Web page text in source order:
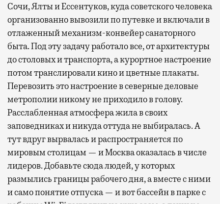
Сочи, Ялты и Ессентуков, куда советского человека
организованно вывозили по путевке и включали в
отлаженный механизм-конвейер санаторного
быта. Под эту задачу работало все, от архитектуры
до столовых и транспорта, а курортное настроение
потом транслировали кино и цветные плакаты.
Перевозить это настроение в северные деловые
метрополии никому не приходило в голову.
Расслабленная атмосфера жила в своих
заповедниках и никуда оттуда не выбиралась. А
тут вдруг вырвалась и распространяется по
мировым столицам — и Москва оказалась в числе
лидеров. Добавьте сюда людей, у которых
размылись границы рабочего дня, а вместе с ними
и само понятие отпуска — и вот бассейн в парке с